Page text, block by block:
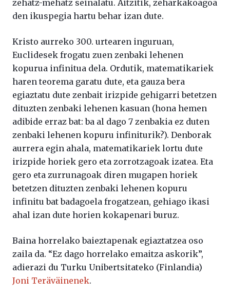
zehatz-mehatz seinalatu. Aitzitik, zeharkakoagoa
den ikuspegia hartu behar izan dute.
Kristo aurreko 300. urtearen inguruan,
Euclidesek frogatu zuen zenbaki lehenen
kopurua infinitua dela. Ordutik, matematikariek
haren teorema garatu dute, eta gauza bera
egiaztatu dute zenbait irizpide gehigarri betetzen
dituzten zenbaki lehenen kasuan (hona hemen
adibide erraz bat: ba al dago 7 zenbakia ez duten
zenbaki lehenen kopuru infiniturik?). Denborak
aurrera egin ahala, matematikariek lortu dute
irizpide horiek gero eta zorrotzagoak izatea. Eta
gero eta zurrunagoak diren mugapen horiek
betetzen dituzten zenbaki lehenen kopuru
infinitu bat badagoela frogatzean, gehiago ikasi
ahal izan dute horien kokapenari buruz.
Baina horrelako baieztapenak egiaztatzea oso
zaila da. “Ez dago horrelako emaitza askorik”,
adierazi du Turku Unibertsitateko (Finlandia)
Joni Teräväinenek.